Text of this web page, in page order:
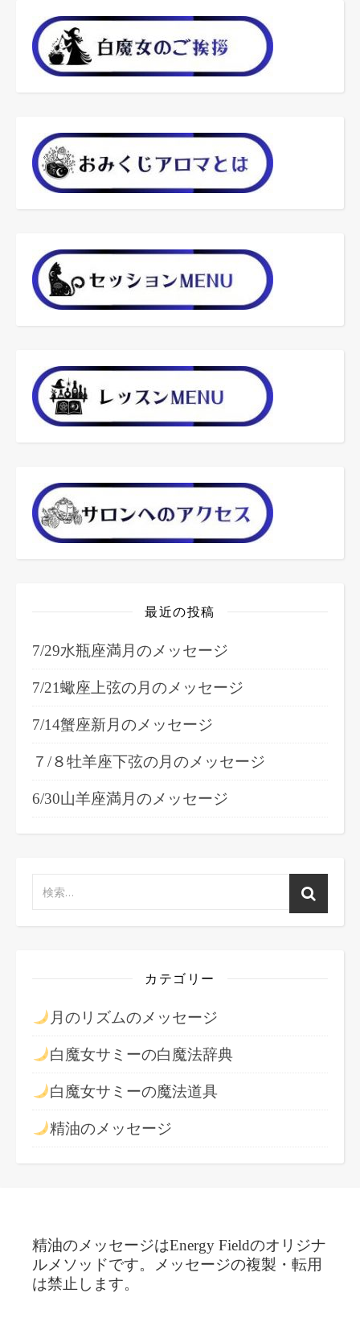
最近の投稿
7/29水瓶座満月のメッセージ
7/21蠍座上弦の月のメッセージ
7/14蟹座新月のメッセージ
７/８牡羊座下弦の月のメッセージ
6/30山羊座満月のメッセージ
カテゴリー
月のリズムのメッセージ
白魔女サミーの白魔法辞典
白魔女サミーの魔法道具
精油のメッセージ
精油のメッセージはEnergy Fieldのオリジナ
ルメソッドです。メッセージの複製・転用
は禁止します。